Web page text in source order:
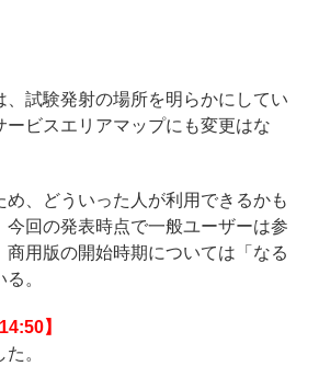
試験発射の場所を明らかにしてい
ービスエリアマップにも変更はな
、どういった人が利用できるかも
今回の発表時点で一般ユーザーは参
商用版の開始時期については「なる
。
】
。